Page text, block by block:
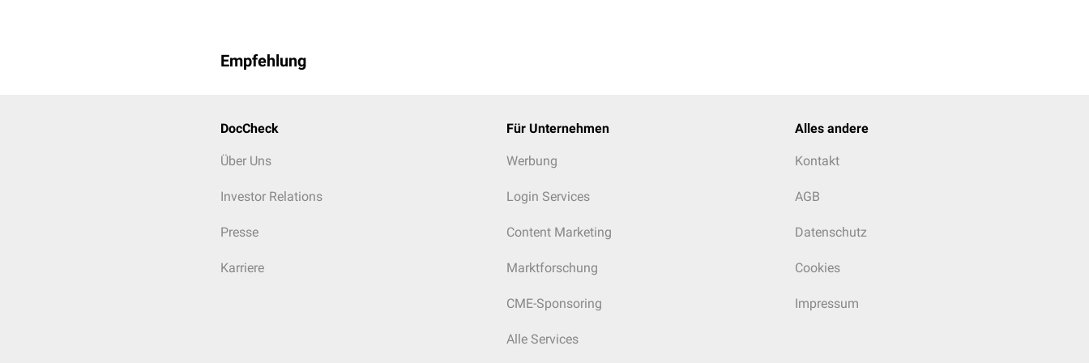
Empfehlung
DocCheck
Über Uns
Investor Relations
Presse
Karriere
Für Unternehmen
Werbung
Login Services
Content Marketing
Marktforschung
CME-Sponsoring
Alle Services
Alles andere
Kontakt
AGB
Datenschutz
Cookies
Impressum